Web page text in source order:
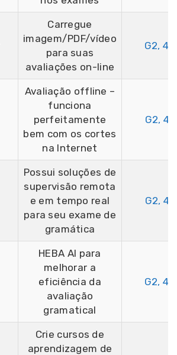
Carregue
imagem/PDF/vídeo
para suas
avaliações on-line
G2,
Avaliação offline –
funciona
perfeitamente
bem com os cortes
na Internet
G2,
Possui soluções de
supervisão remota
e em tempo real
para seu exame de
gramática
G2,
HEBA AI para
melhorar a
eficiência da
avaliação
gramatical
G2,
Crie cursos de
aprendizagem de